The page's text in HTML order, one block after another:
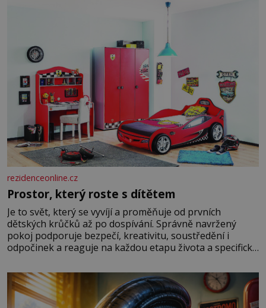
rezidenceonline.cz
Prostor, který roste s dítětem
Je to svět, který se vyvíjí a proměňuje od prvních
dětských krůčků až po dospívání. Správně navržený
pokoj podporuje bezpečí, kreativitu, soustředění i
odpočinek a reaguje na každou etapu života a specifické
měkkost a bezpečí, proto by pokoj miminka měl působit
především klidně a útulně. Předškolní věk je